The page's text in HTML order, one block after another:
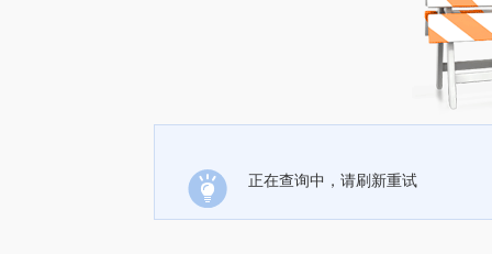
正在查询中，请刷新重试